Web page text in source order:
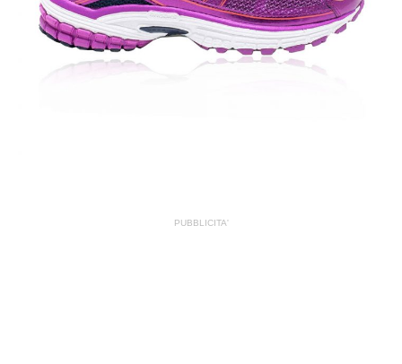
PUBBLICITA'